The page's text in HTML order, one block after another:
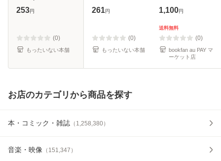
庫 6559) / 永谷圓
ール便送料無料】
253円
(0)
もったいない本舗
[文庫]【メール便送
261円
(0)
もったいない本舗
1,100円
送料無料
(0)
bookfan au PAY マ
ーケット店
お店のカテゴリから商品を探す
本・コミック・雑誌 （ 1,258,380）
音楽・映像 （ 151,347 ）